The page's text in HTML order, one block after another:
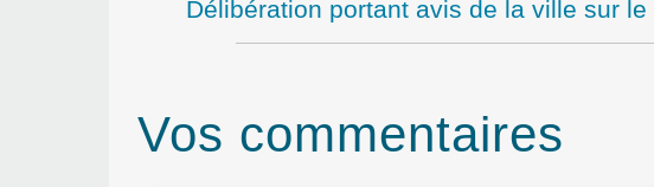
Délibération portant avis de la ville sur
Vos commentaires